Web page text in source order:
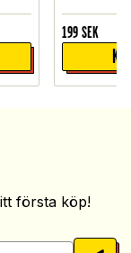
199 SEK
första köp!